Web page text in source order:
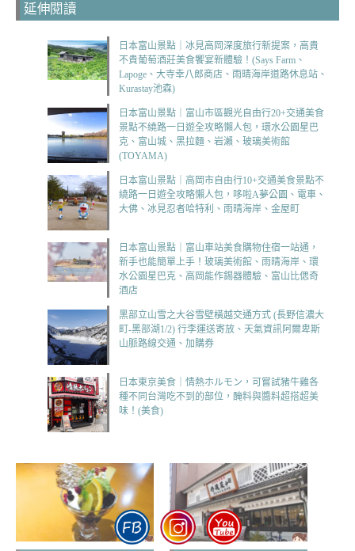
延伸閱讀
日本富山景點｜冰見高岡深度旅行新提案，高貴
不貴葡萄酒莊美食饗宴新體驗！(Says Farm、
Lapoge、大寺幸八郎商店、雨晴海岸道路休息站、
Kurastay池森)
日本富山景點｜富山市區觀光自由行20+交通美食
景點不繞路一日遊全攻略懶人包，環水公園星巴
克、富山城、黑拉麵、岩瀨、玻璃美術館
(TOYAMA)
日本富山景點｜高岡市自由行10+交通美食景點不
繞路一日遊全攻略懶人包，哆啦A夢公園、電車、
大佛、冰見忍者哈特利、雨晴海岸、金屋町
日本富山景點｜富山車站美食購物住宿一站通，
新手也能簡單上手！玻璃美術館、雨晴海岸、環
水公園星巴克、高岡能作錫器體驗、富山比偲奇
酒店
黑部立山雪之大谷雪壁橫越交通方式 (長野信濃大
町-黑部湖1/2) 行李運送寄放、天氣資訊阿爾卑斯
山脈路線交通、加購券
日本東京美食｜情熱ホルモン，可嘗試豬牛雞各
種不同台灣吃不到的部位，醃料與醬料超搭超美
味！(美食)